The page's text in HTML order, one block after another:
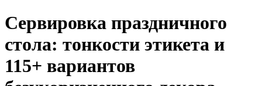
Сервировка праздничного
стола: тонкости этикета и
115+ вариантов